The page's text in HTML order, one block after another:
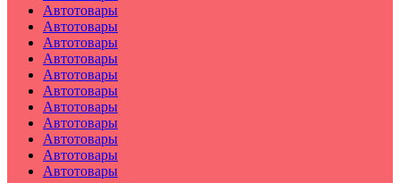
Автотовары
Автотовары
Автотовары
Автотовары
Автотовары
Автотовары
Автотовары
Автотовары
Автотовары
Автотовары
Автотовары